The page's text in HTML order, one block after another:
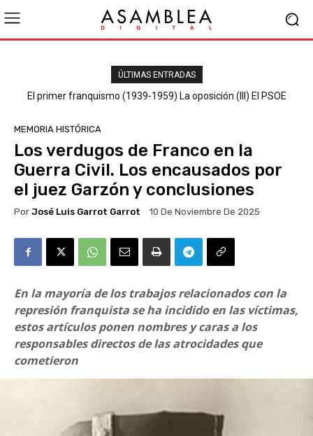
ÚLTIMAS ENTRADAS
El primer franquismo (1939-1959) La oposición (III) El PSOE
MEMORIA HISTÓRICA
Los verdugos de Franco en la
Guerra Civil. Los encausados por
el juez Garzón y conclusiones
Por José Luis Garrot Garrot 10 De Noviembre De 2025
En la mayoría de los trabajos relacionados con la
represión franquista se ha incidido en las víctimas,
estos artículos ponen nombres y caras a los
responsables directos de las atrocidades que
cometieron